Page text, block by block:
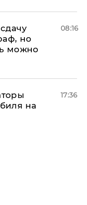
но
можно
08:16
на
17:36